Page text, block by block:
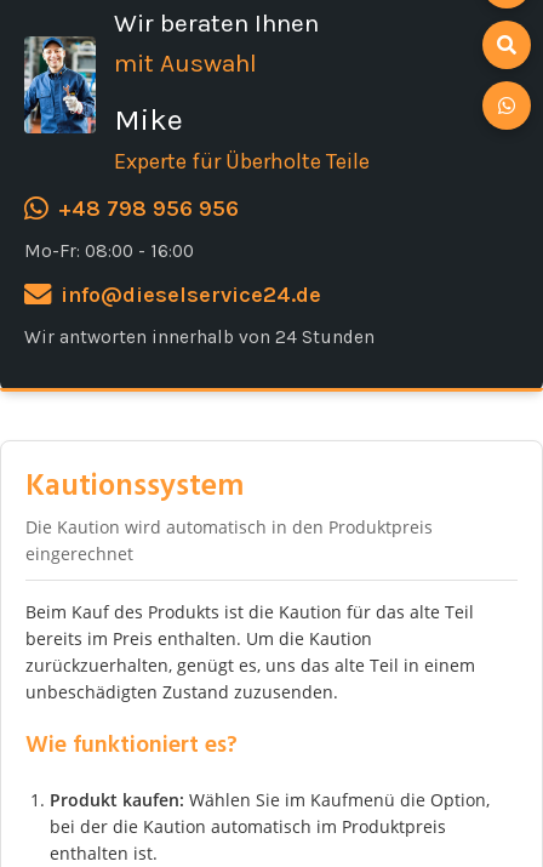
Wir beraten Ihnen
mit Auswahl
Mike
Experte für Überholte Teile
+48 798 956 956
Mo-Fr: 08:00 - 16:00
info@dieselservice24.de
Wir antworten innerhalb von 24 Stunden
Kautionssystem
Die Kaution wird automatisch in den Produktpreis
eingerechnet
Beim Kauf des Produkts ist die Kaution für das alte Teil
bereits im Preis enthalten. Um die Kaution
zurückzuerhalten, genügt es, uns das alte Teil in einem
unbeschädigten Zustand zuzusenden.
Wie funktioniert es?
Produkt kaufen: Wählen Sie im Kaufmenü die Option,
bei der die Kaution automatisch im Produktpreis
enthalten ist.